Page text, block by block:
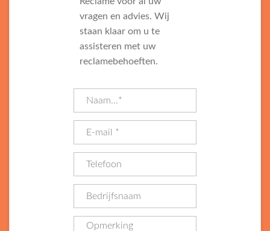
vragen en advies. Wij
staan klaar om u te
assisteren met uw
reclamebehoeften.